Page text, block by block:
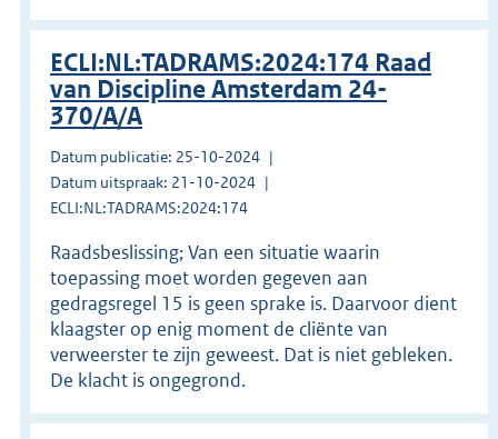
ECLI:NL:TADRAMS:2024:174 Raad
van Discipline Amsterdam 24-
370/A/A
Datum publicatie: 25-10-2024
Datum uitspraak: 21-10-2024
ECLI:NL:TADRAMS:2024:174
Raadsbeslissing; Van een situatie waarin
toepassing moet worden gegeven aan
gedragsregel 15 is geen sprake is. Daarvoor dient
klaagster op enig moment de cliënte van
verweerster te zijn geweest. Dat is niet gebleken.
De klacht is ongegrond.